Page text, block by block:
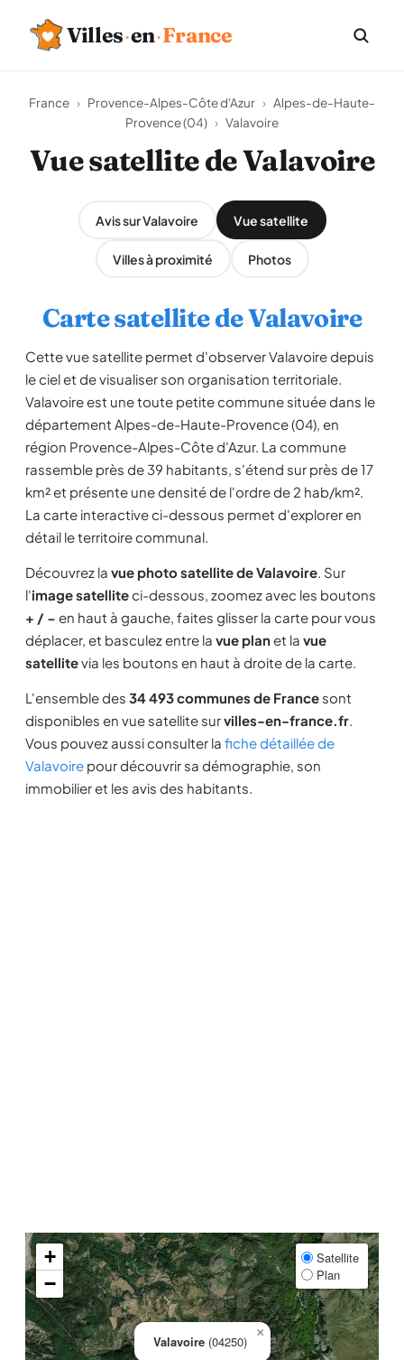
Villes·en·France
France › Provence-Alpes-Côte d'Azur › Alpes-de-Haute-
Provence (04) › Valavoire
Vue satellite de Valavoire
Avis sur Valavoire Vue satellite
Villes à proximité Photos
Carte satellite de Valavoire
Cette vue satellite permet d'observer Valavoire depuis
le ciel et de visualiser son organisation territoriale.
Valavoire est une toute petite commune située dans le
département Alpes-de-Haute-Provence (04), en
région Provence-Alpes-Côte d'Azur. La commune
rassemble près de 39 habitants, s'étend sur près de 17
km² et présente une densité de l'ordre de 2 hab/km².
La carte interactive ci-dessous permet d'explorer en
détail le territoire communal.
Découvrez la vue photo satellite de Valavoire. Sur
l'image satelliteci-dessous, zoomez avec les boutons
+ / − en haut à gauche, faites glisser la carte pour vous
déplacer, et basculez entre la vue planet la vue
satellitevia les boutons en haut à droite de la carte.
L'ensemble des 34 493 communes de France sont
disponibles en vue satellite survilles-en-france.fr.
Vous pouvez aussi consulter la fiche détaillée de
Valavoire pour découvrir sa démographie, son
immobilier et les avis des habitants.
Valavoire (04250)
×
+
−
Satellite
Plan